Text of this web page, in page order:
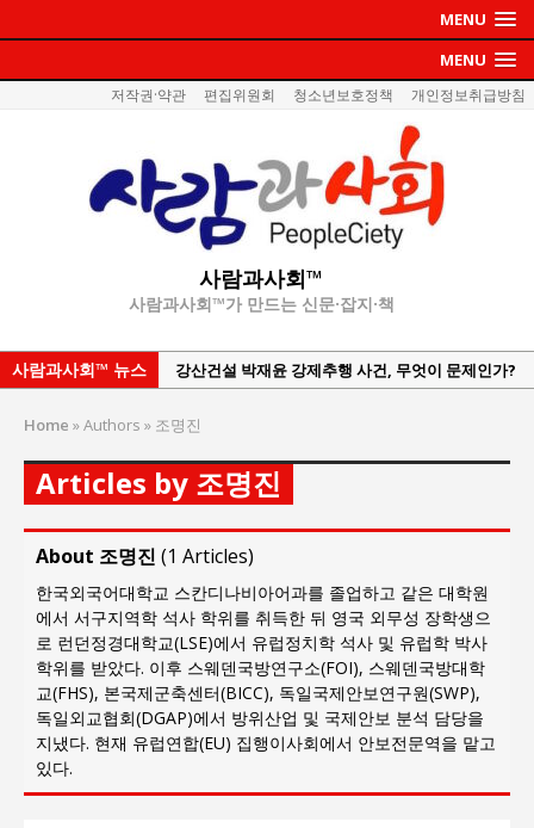
MENU
MENU
저작권·약관 편집위원회 청소년보호정책 개인정보취급방침
사람과사회™
사람과사회™가 만드는 신문·잡지·책
사람과사회™ 뉴스
강산건설 박재윤 강제추행 사건, 무엇이 문제인가?
세미나 개최
서효석 충청향우회중앙회 총재 취임 논란 확산
“엄마의 절박함과 ‘실무형 정치인’으로 생활정치 실
현”
김종대, “현대전, 강한 군대도 약해질 수 있다”
이홍원 작가, 생활문화상품 4종 판매
통일 지향 2국가론: 한반도 평화의 새로운 길
Home »Authors » 조명진
Articles by 조명진
About 조명진 (1 Articles)
한국외국어대학교 스칸디나비아어과를 졸업하고 같은 대학원
에서 서구지역학 석사 학위를 취득한 뒤 영국 외무성 장학생으
로 런던정경대학교(LSE)에서 유럽정치학 석사 및 유럽학 박사
학위를 받았다. 이후 스웨덴국방연구소(FOI), 스웨덴국방대학
교(FHS), 본국제군축센터(BICC), 독일국제안보연구원(SWP),
독일외교협회(DGAP)에서 방위산업 및 국제안보 분석 담당을
지냈다. 현재 유럽연합(EU) 집행이사회에서 안보전문역을 맡고
있다.